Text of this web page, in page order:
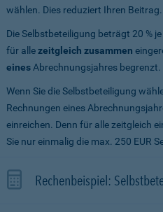
wählen. Dies reduziert Ihren Beitrag.
Die Selbstbeteiligung beträgt 20 %
für allezeitgleich zusammen
eines Abrechnungsjahres begrenzt.
Wenn Sie die Selbstbeteiligung
Rechnungen eines
einreichen. Denn für alle zeitgleich
Sie nur einmalig die max. 250 EUR
Rechenbeispiel: